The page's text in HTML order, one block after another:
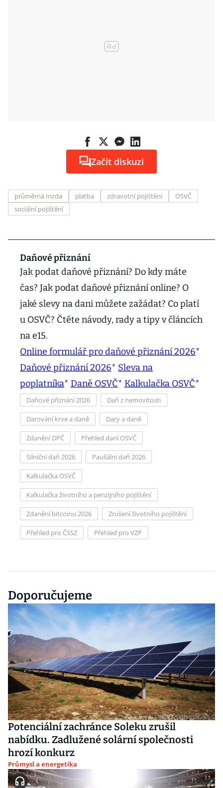
Začít diskuzi
průměrná mzda platba zdravotní pojištění
OSVČ
sociální pojištění
Daňové přiznání
Jak podat daňové přiznání? Do kdy máte
čas? Jak podat daňové přiznání online? O
jaké slevy na dani můžete zažádat? Co platí
u OSVČ? Čtěte návody, rady a tipy v článcích
na e15.
Online formulář pro daňové přiznání 2026*
Daňové přiznání 2026* Sleva na
poplatníka* Daně OSVČ* Kalkulačka OSVČ*
Daňové přiznání 2026 Daň z nemovitosti
Darování krve a daně Dary a daně
Zdanění DPČ Přehled daní OSVČ
Silniční daň 2026 Paušální daň 2026
Kalkulačka OSVČ
Kalkulačka životního a penzijního pojištění
Zdanění bitcoinu 2026 Zrušení životního pojištění
Přehled pro ČSSZ Přehled pro VZP
Doporučujeme
Potenciální zachránce Soleku zrušil
nabídku. Zadlužené solární společnosti
hrozí konkurz
Průmysl a energetika